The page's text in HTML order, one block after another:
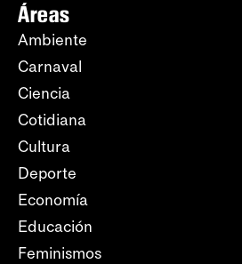
Áreas
Ambiente
Carnaval
Ciencia
Cotidiana
Cultura
Deporte
Economía
Educación
Feminismos